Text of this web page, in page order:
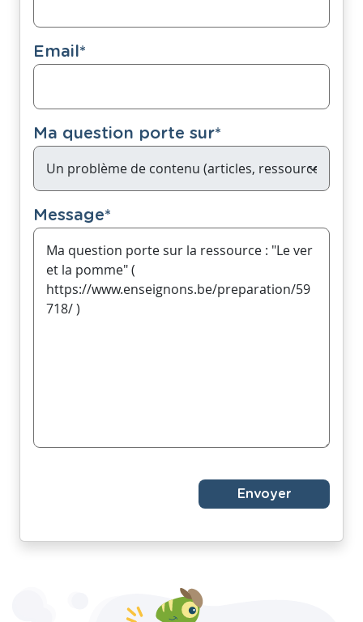
Email*
Ma question porte sur*
Message*
Envoyer